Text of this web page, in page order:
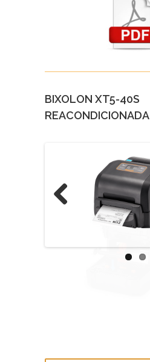
BIXOLON XT5-40S
REACONDICIONADA